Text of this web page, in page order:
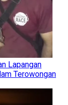
Lapangan
Terowongan